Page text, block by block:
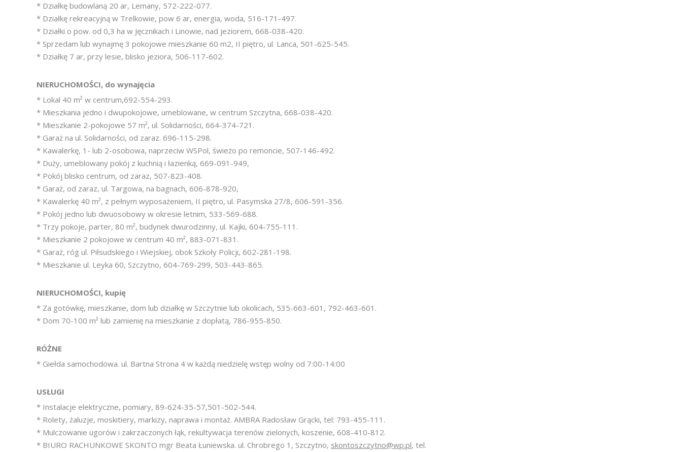
* Działkę budowlaną 20 ar, Lemany, 572-222-077.
* Działkę rekreacyjną w Trelkowie, pow 6 ar, energia, woda, 516-171-497.
* Działki o pow. od 0,3 ha w Jęcznikach i Linowie, nad jeziorem, 668-038-420.
* Sprzedam lub wynajmę 3 pokojowe mieszkanie 60 m2, II piętro, ul. Lanca, 501-625-545.
* Działkę 7 ar, przy lesie, blisko jeziora, 506-117-602.
NIERUCHOMOŚCI, do wynajęcia
* Lokal 40 m² w centrum,692-554-293.
* Mieszkania jedno i dwupokojowe, umeblowane, w centrum Szczytna, 668-038-420.
* Mieszkanie 2-pokojowe 57 m², ul. Solidarności, 664-374-721.
* Garaż na ul. Solidarności, od zaraz. 696-115-298.
* Kawalerkę, 1- lub 2-osobowa, naprzeciw WSPol, świeżo po remoncie, 507-146-492.
* Duży, umeblowany pokój z kuchnią i łazienką, 669-091-949,
* Pokój blisko centrum, od zaraz, 507-823-408.
* Garaż, od zaraz, ul. Targowa, na bagnach, 606-878-920,
* Kawalerkę 40 m², z pełnym wyposażeniem, II piętro, ul. Pasymska 27/8, 606-591-356.
* Pokój jedno lub dwuosobowy w okresie letnim, 533-569-688.
* Trzy pokoje, parter, 80 m², budynek dwurodzinny, ul. Kajki, 604-755-111.
* Mieszkanie 2 pokojowe w centrum 40 m², 883-071-831.
* Garaż, róg ul. Piłsudskiego i Wiejskiej, obok Szkoły Policji, 602-281-198.
* Mieszkanie ul. Leyka 60, Szczytno, 604-769-299, 503-443-865.
NIERUCHOMOŚCI, kupię
* Za gotówkę, mieszkanie, dom lub działkę w Szczytnie lub okolicach, 535-663-601, 792-463-601.
* Dom 70-100 m² lub zamienię na mieszkanie z dopłatą, 786-955-850.
RÓŻNE
* Giełda samochodowa. ul. Bartna Strona 4 w każdą niedzielę wstęp wolny od 7:00-14:00
USŁUGI
* Instalacje elektryczne, pomiary, 89-624-35-57,501-502-544.
* Rolety, żaluzje, moskitiery, markizy, naprawa i montaż. AMBRA Radosław Grącki, tel: 793-455-111.
* Mulczowanie ugorów i zakrzaczonych łąk, rekultywacja terenów zielonych, koszenie, 608-410-812.
* BIURO RACHUNKOWE SKONTO mgr Beata Łuniewska. ul. Chrobrego 1, Szczytno, skontoszczytno@wp.pl, tel.